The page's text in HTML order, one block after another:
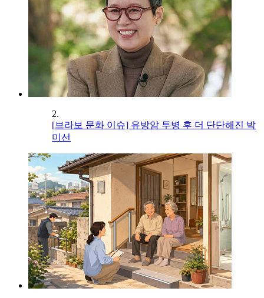
2.
[브라보 문화 이슈] 유방암 투병 후 더 단단해진 박
미선